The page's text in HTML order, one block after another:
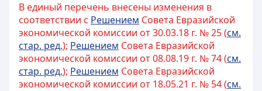
В единый перечень внесены изменения в
соответствии с Решением Совета Евразийской
экономической комиссии от 30.03.18 г. № 25 (см.
стар. ред.); Решением Совета Евразийской
экономической комиссии от 08.08.19 г. № 74 (см.
стар. ред.); Решением Совета Евразийской
экономической комиссии от 18.05.21 г. № 54 (см.